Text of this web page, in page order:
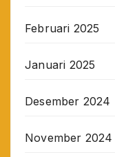
Februari 2025
Januari 2025
Desember 2024
November 2024